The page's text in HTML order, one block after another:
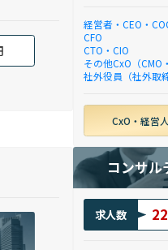
経営者・CEO・
CFO
CTO・CIO
その他CxO（CMO
社外役員（社外取
CxO・経営
コンサル
求人数